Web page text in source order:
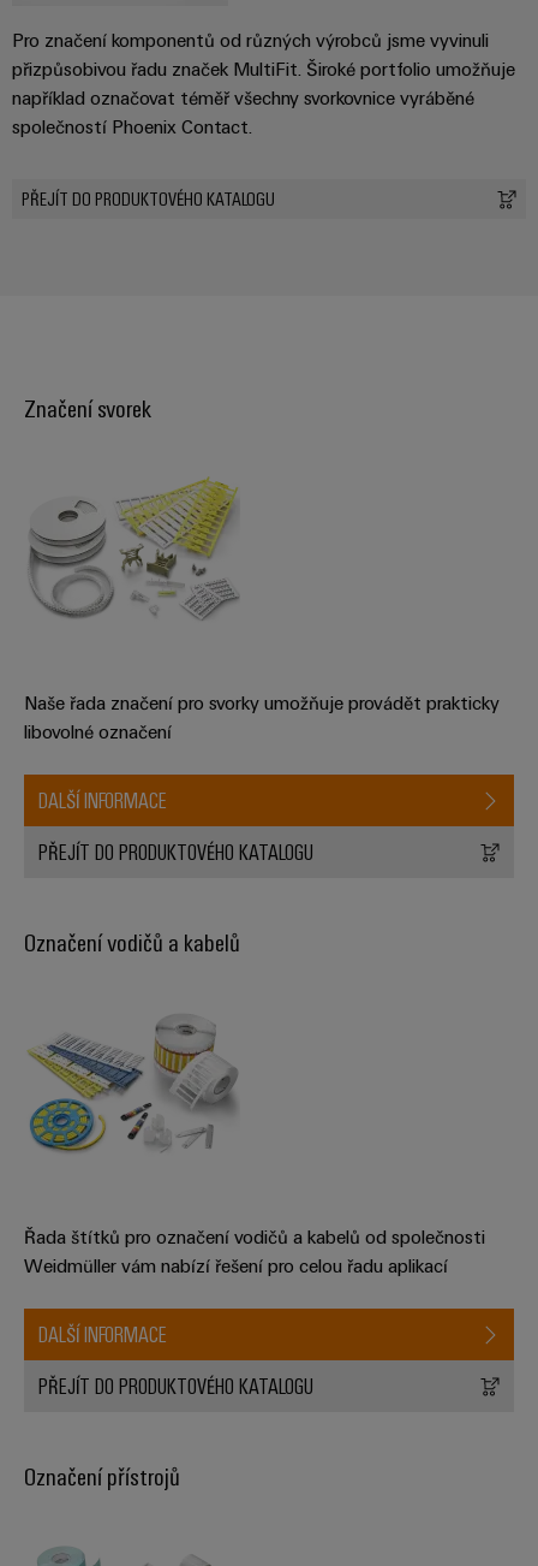
Pro značení komponentů od různých výrobců jsme vyvinuli
přizpůsobivou řadu značek MultiFit. Široké portfolio umožňuje
například označovat téměř všechny svorkovnice vyráběné
společností Phoenix Contact.
PŘEJÍT DO PRODUKTOVÉHO KATALOGU
Značení svorek
Naše řada značení pro svorky umožňuje provádět prakticky
libovolné označení
DALŠÍ INFORMACE
PŘEJÍT DO PRODUKTOVÉHO KATALOGU
Označení vodičů a kabelů
Řada štítků pro označení vodičů a kabelů od společnosti
Weidmüller vám nabízí řešení pro celou řadu aplikací
DALŠÍ INFORMACE
PŘEJÍT DO PRODUKTOVÉHO KATALOGU
Označení přístrojů